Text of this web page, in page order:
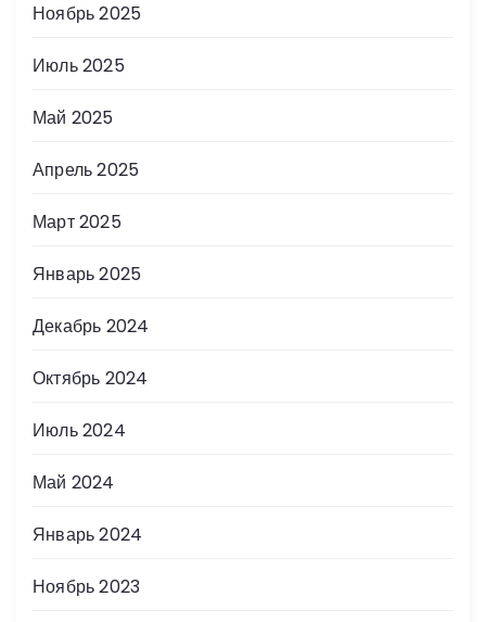
Ноябрь 2025
Июль 2025
Май 2025
Апрель 2025
Март 2025
Январь 2025
Декабрь 2024
Октябрь 2024
Июль 2024
Май 2024
Январь 2024
Ноябрь 2023